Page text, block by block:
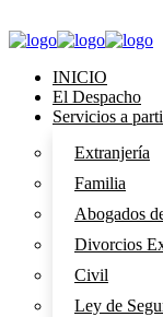
INICIO
El Despacho
Servicios a
Extranjería
Familia
Abogados
Divorcios
Civil
Ley de